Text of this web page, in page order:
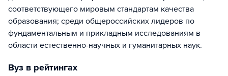
соответствующего мировым стандартам качества
образования; среди общероссийских лидеров по
фундаментальным и прикладным исследованиям в
области естественно-научных и гуманитарных наук.
Вуз в рейтингах